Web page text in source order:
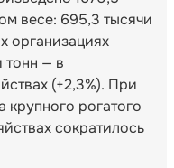
весе: 695,3 тысячи
организациях
тонн — в
(+2,3%). При
крупного рогатого
сократилось